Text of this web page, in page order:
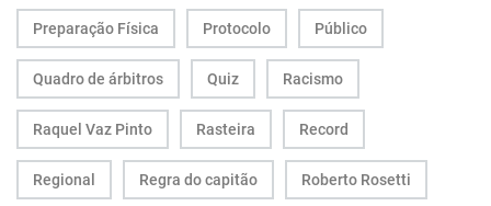
Preparação Física Protocolo Público
Quadro de árbitros Quiz Racismo
Raquel Vaz Pinto Rasteira Record
Regional Regra do capitão Roberto Rosetti